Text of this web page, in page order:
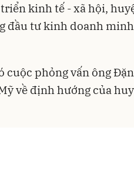
kinh tế - xã hội,
đầu tư kinh doanh
cuộc phỏng vấn ông
về định hướng của